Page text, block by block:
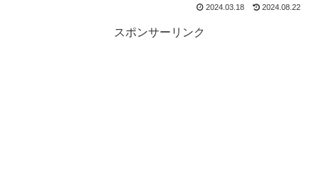
2024.03.18 2024.08.22
スポンサーリンク